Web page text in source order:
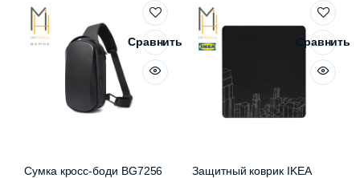
Сравнить
Сумка кросс-боди BG7256
Сравнить
Защитный коврик IKEA